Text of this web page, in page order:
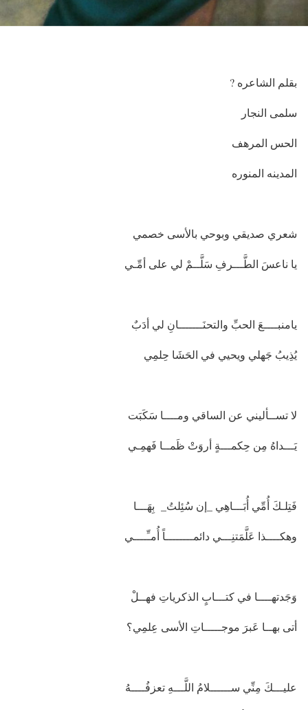
بقلم الشاعره ?️
سلمى النجار
الحس المرهف
المدينه المنوره
شعري صديقي وبوحي بالأسى خصمي
يا ناعسَ الطَّـــرفِ سَلَّــمْ لي على أمِّـي
يامنبــــعَ الحبِّ والتحنَـــــــانِ لي أدَبٌ
يُذِيبُ جَهلي ويحيي في الحَشَا حِلمِي
لا تســأليني عن الساقي ومــــا سَكَبَت
يَـــداهُ مِن حِكمـــةٍ أروَتْ ظَمــا فَهمِـي
فَتِلـكَ أُمِّي أُبَـــاهِي _إن سُئِلتُ_ بِهَـــا
وهكــــذا عَلَّمَتنِـــي دائمــــــــاً أُمـِّــــي
وَجَدتهــــا في كتـــابٍ الذكرياتِ فهــلْ
أتى بهــا عَبرَ موجـــــاتِ الأسى عِلمِي؟
عليـــكَ مِنِّي ســــــلامُ اللَّـــهِ تعزفُــــهُ